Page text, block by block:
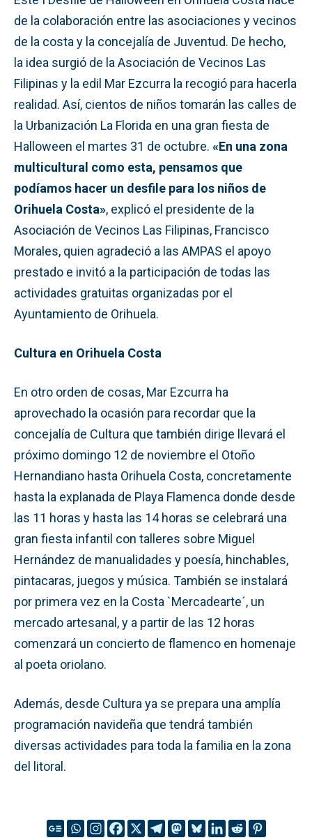
de la colaboración entre las asociaciones y vecinos
de la costa y la concejalía de Juventud. De hecho,
la idea surgió de la Asociación de Vecinos Las
Filipinas y la edil Mar Ezcurra la recogió para hacerla
realidad. Así, cientos de niños tomarán las calles de
la Urbanización La Florida en una gran fiesta de
Halloween el martes 31 de octubre. «En una zona
multicultural como esta, pensamos que
podíamos hacer un desfile para los niños de
Orihuela Costa», explicó el presidente de la
Asociación de Vecinos Las Filipinas, Francisco
Morales, quien agradeció a las AMPAS el apoyo
prestado e invitó a la participación de todas las
actividades gratuitas organizadas por el
Ayuntamiento de Orihuela.
Cultura en Orihuela Costa
En otro orden de cosas, Mar Ezcurra ha
aprovechado la ocasión para recordar que la
concejalía de Cultura que también dirige llevará el
próximo domingo 12 de noviembre el Otoño
Hernandiano hasta Orihuela Costa, concretamente
hasta la explanada de Playa Flamenca donde desde
las 11 horas y hasta las 14 horas se celebrará una
gran fiesta infantil con talleres sobre Miguel
Hernández de manualidades y poesía, hinchables,
pintacaras, juegos y música. También se instalará
por primera vez en la Costa `Mercadearte´, un
mercado artesanal, y a partir de las 12 horas
comenzará un concierto de flamenco en homenaje
al poeta oriolano.
Además, desde Cultura ya se prepara una amplía
programación navideña que tendrá también
diversas actividades para toda la familia en la zona
del litoral.